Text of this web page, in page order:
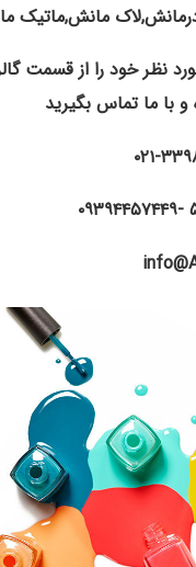
مانش,ماتیک
نظر خود را از قسمت
و با ما تماس بگیرید